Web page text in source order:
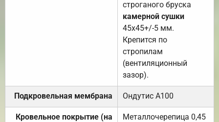
строганого бруска
камерной сушки
45х45+/-5 мм.
Крепится по
стропилам
(вентиляционный
зазор).
Подкровельная мембрана Ондутис А100
Кровельное покрытие (на
Металлочерепица 0,45